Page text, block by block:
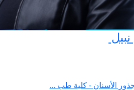
الأسنان - كلية طب ...